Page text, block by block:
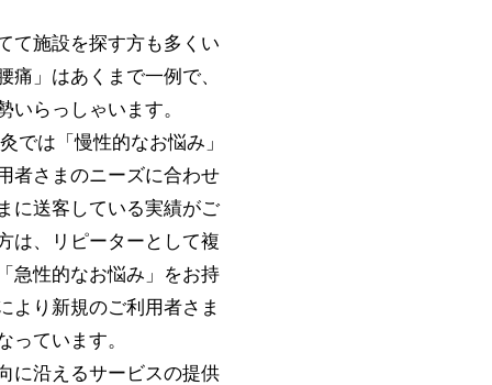
て施設を探す方も多くい
」はあくまで一例で、
いらっしゃいます。
では「慢性的なお悩み」
者さまのニーズに合わせ
に送客している実績がご
は、リピーターとして複
急性的なお悩み」をお持
より新規のご利用者さま
っています。
に沿えるサービスの提供